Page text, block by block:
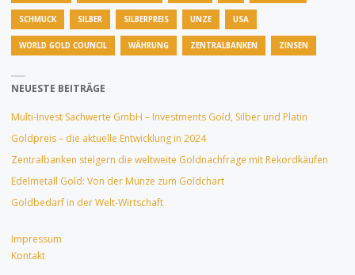
SCHMUCK SILBER SILBERPREIS UNZE USA
WORLD GOLD COUNCIL WÄHRUNG ZENTRALBANKEN ZINSEN
NEUESTE BEITRÄGE
Multi-Invest Sachwerte GmbH – Investments Gold, Silber und Platin
Goldpreis – die aktuelle Entwicklung in 2024
Zentralbanken steigern die weltweite Goldnachfrage mit Rekordkäufen
Edelmetall Gold: Von der Münze zum Goldchart
Goldbedarf in der Welt-Wirtschaft
Impressum
Kontakt